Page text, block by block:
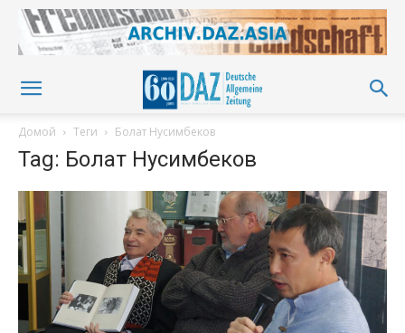
Домой Теги Болат Нусимбеков
Tag: Болат Нусимбеков